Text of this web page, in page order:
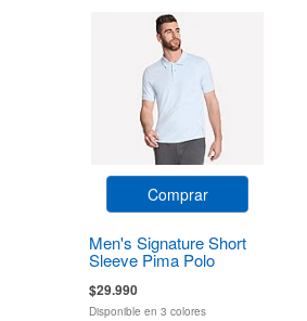
Comprar
Men's Signature Short
Sleeve Pima Polo
$29.990
Disponible en 3 colores